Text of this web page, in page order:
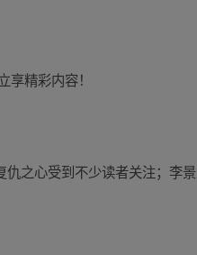
精彩内容！
仇之心受到不少读者关注；李